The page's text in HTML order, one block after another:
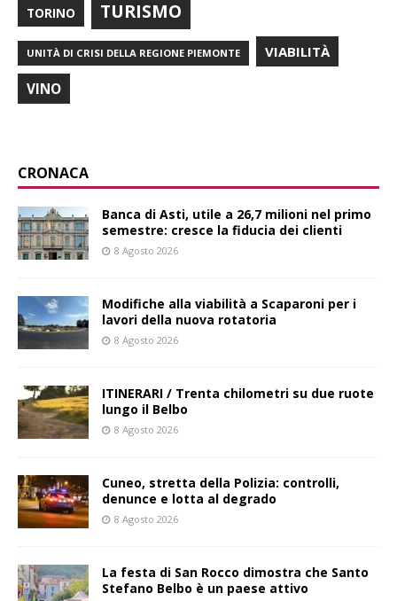
TORINO TURISMO
UNITÀ DI CRISI DELLA REGIONE PIEMONTE VIABILITÀ
VINO
CRONACA
Banca di Asti, utile a 26,7 milioni nel primo
semestre: cresce la fiducia dei clienti
8 Agosto 2026
Modifiche alla viabilità a Scaparoni per i
lavori della nuova rotatoria
8 Agosto 2026
ITINERARI / Trenta chilometri su due ruote
lungo il Belbo
8 Agosto 2026
Cuneo, stretta della Polizia: controlli,
denunce e lotta al degrado
8 Agosto 2026
La festa di San Rocco dimostra che Santo
Stefano Belbo è un paese attivo